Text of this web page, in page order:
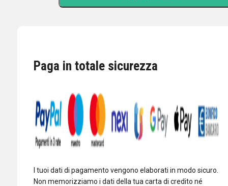
PL259Paga in totale sicurezza
I tuoi dati di pagamento vengono elaborati in modo sicuro.
Non memorizziamo i dati della tua carta di credito né